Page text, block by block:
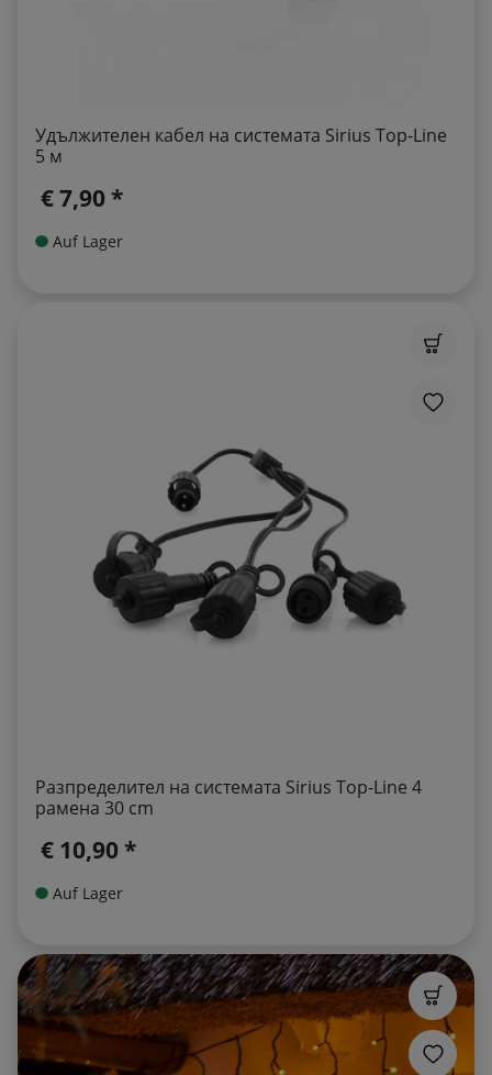
Удължителен кабел на системата Sirius Top-Line
5 м
€ 7,90 *
Auf Lager
Разпределител на системата Sirius Top-Line 4
рамена 30 cm
€ 10,90 *
Auf Lager